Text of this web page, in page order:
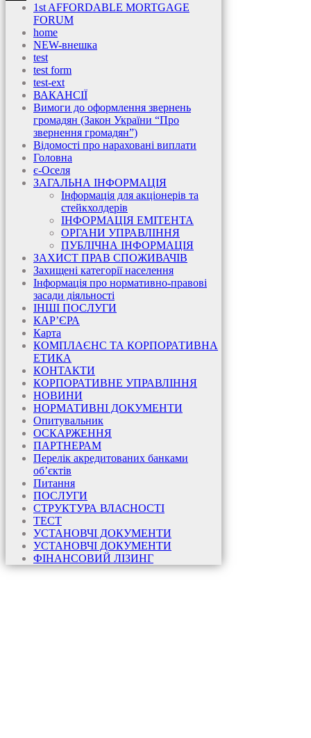
1st AFFORDABLE MORTGAGE
FORUM
home
NEW-внешка
test
test form
test-ext
ВАКАНСІЇ
Вимоги до оформлення звернень
громадян (Закон України “Про
звернення громадян”)
Відомості про нараховані виплати
Головна
є-Оселя
ЗАГАЛЬНА ІНФОРМАЦІЯ
Інформація для акціонерів та
стейкхолдерів
ІНФОРМАЦІЯ ЕМІТЕНТА
ОРГАНИ УПРАВЛІННЯ
ПУБЛІЧНА ІНФОРМАЦІЯ
ЗАХИСТ ПРАВ СПОЖИВАЧІВ
Захищені категорії населення
Інформація про нормативно-правові
засади діяльності
ІНШІ ПОСЛУГИ
КАР’ЄРА
Карта
КОМПЛАЄНС ТА КОРПОРАТИВНА
ЕТИКА
КОНТАКТИ
КОРПОРАТИВНЕ УПРАВЛІННЯ
НОВИНИ
НОРМАТИВНІ ДОКУМЕНТИ
Опитувальник
ОСКАРЖЕННЯ
ПАРТНЕРАМ
Перелік акредитованих банками
об’єктів
Питання
ПОСЛУГИ
СТРУКТУРА ВЛАСНОСТІ
ТЕСТ
УСТАНОВЧІ ДОКУМЕНТИ
УСТАНОВЧІ ДОКУМЕНТИ
ФІНАНСОВИЙ ЛІЗИНГ